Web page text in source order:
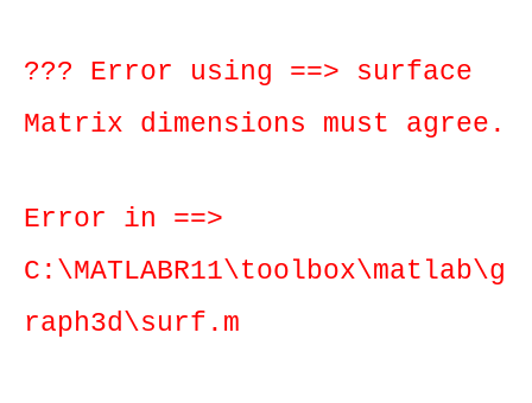
??? Error using ==> surface
Matrix dimensions must agree.
Error in ==>
C:\MATLABR11\toolbox\matlab\g
raph3d\surf.m